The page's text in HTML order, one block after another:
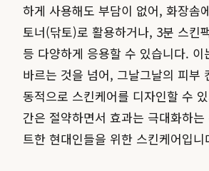
하게 사용해도 부담이 없어, 화장솜
토너(닦토)로 활용하거나, 3분 스킨
등 다양하게 응용할 수 있습니다. 이
바르는 것을 넘어, 그날그날의 피부
동적으로 스킨케어를 디자인할 수
간은 절약하면서 효과는 극대화하
트한 현대인들을 위한 스킨케어입니